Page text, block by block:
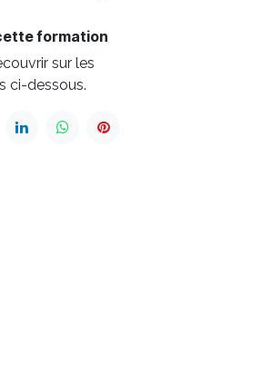
formation
sur les
ci-dessous.